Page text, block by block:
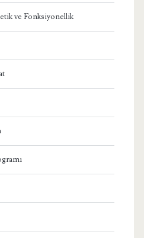
ve Fonksiyonellik